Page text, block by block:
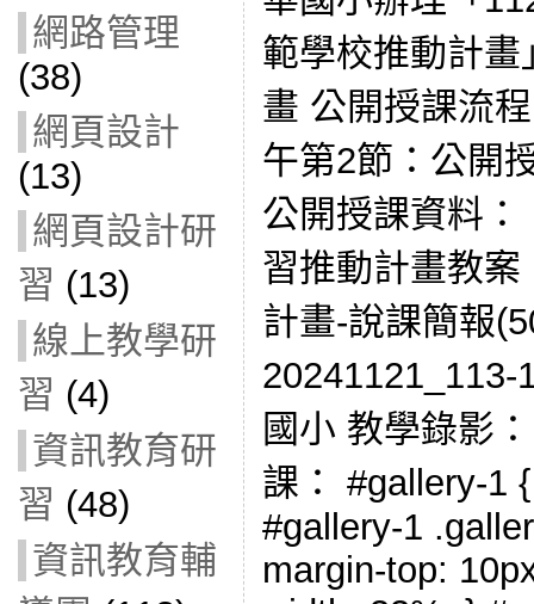
網路管理
(38)
網頁設計
(13)
網頁設計研
習 (13)
線上教學研
習 (4)
資訊教育研
習 (48)
資訊教育輔
範學校推動計
畫 公開授課流
午第2節：公開
公開授課資料
習推動計畫教
計畫-說課簡報
20241121_113-
國小 教學錄影
課： #gallery-1
#gallery-1
margin-top: